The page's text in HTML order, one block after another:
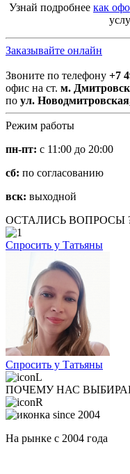
Узнай подробнее как
Заказывайте онлайн
Звоните по телефону +7
офис на ст. м.
по ул.
Режим работы
пн-пт: с 11:00 до 20:00
сб: по согласованию
вск: выходной
ОСТАЛИСЬ ВОПРОСЫ
Спросить у Татьяны
Спросить у Татьяны
ПОЧЕМУ НАС
На рынке с 2004 года